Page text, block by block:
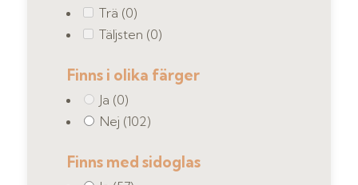
Trä (0)
Täljsten (0)
Finns i olika färger
Ja (0)
Nej (102)
Finns med sidoglas